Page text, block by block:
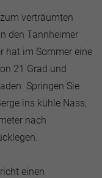
verträumten
den Tannheimer
hat im Sommer eine
21 Grad und
Springen Sie
ins kühle Nass,
nach
einen